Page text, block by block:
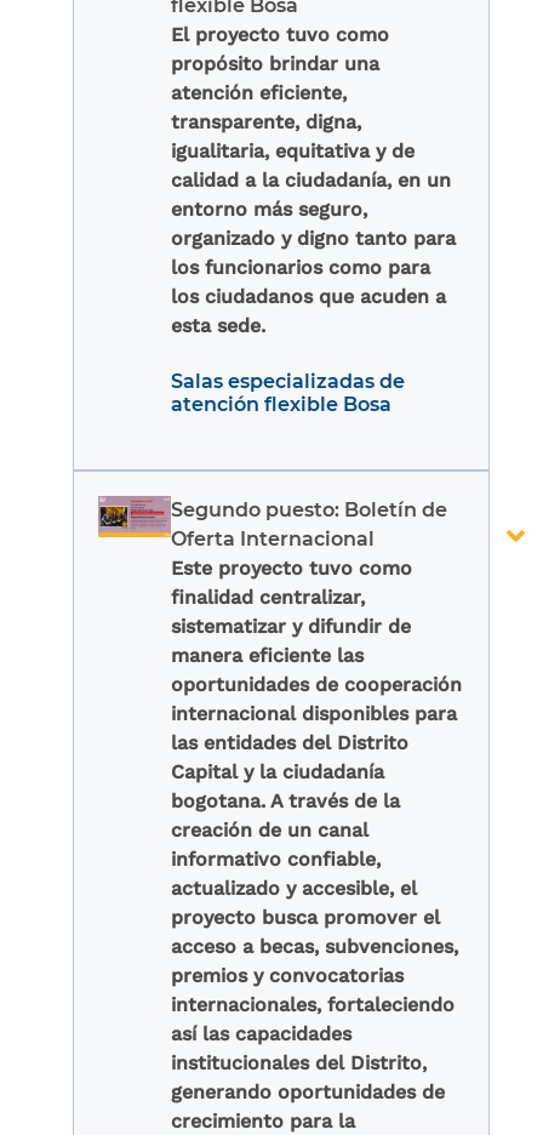
flexible Bosa
El proyecto tuvo como
propósito brindar una
atención eficiente,
transparente, digna,
igualitaria, equitativa y de
calidad a la ciudadanía, en un
entorno más seguro,
organizado y digno tanto para
los funcionarios como para
los ciudadanos que acuden a
esta sede.
Salas especializadas de
atención flexible Bosa
Segundo puesto: Boletín de
Oferta Internacional
Este proyecto tuvo como
finalidad centralizar,
sistematizar y difundir de
manera eficiente las
oportunidades de cooperación
internacional disponibles para
las entidades del Distrito
Capital y la ciudadanía
bogotana. A través de la
creación de un canal
informativo confiable,
actualizado y accesible, el
proyecto busca promover el
acceso a becas, subvenciones,
premios y convocatorias
internacionales, fortaleciendo
así las capacidades
institucionales del Distrito,
generando oportunidades de
crecimiento para la